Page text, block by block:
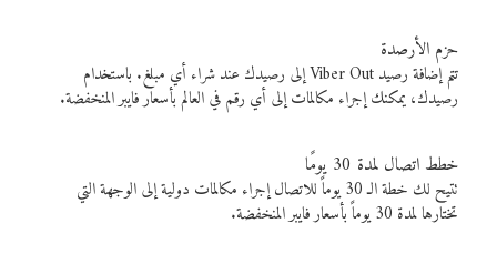
حزم الأرصدة
تتم إضافة رصيد Viber Out إلى رصيدك عند شراء أي مبلغ. باستخدام
رصيدك، يمكنك إجراء مكالمات إلى أي رقم في العالم بأسعار فايبر المنخفضة.
خطط اتصال لمدة 30 يومًا
تتيح لك خطة الـ 30 يوماً للاتصال إجراء مكالمات دولية إلى الوجهة التي
تختارها لمدة 30 يوماً بأسعار فايبر المنخفضة.